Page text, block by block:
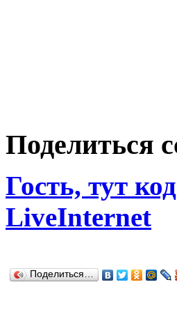
Поделиться
Гость, тут
LiveInternet
Поделиться…